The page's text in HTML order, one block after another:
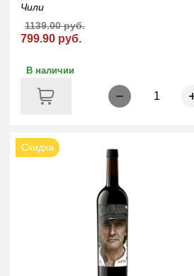
Чили
799.90 руб.
1139.00 руб.
В наличии
1
Скидка